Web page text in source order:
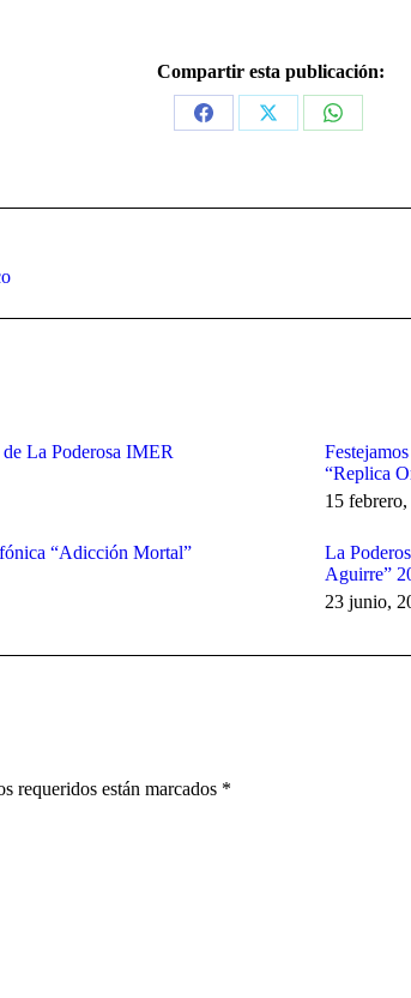
Compartir esta publicación:
Share
Share
Share
La Poderosa IMER
“Replica
15
“Adicción Mortal”
La
Aguirre”
23 junio,
requeridos están marcados *